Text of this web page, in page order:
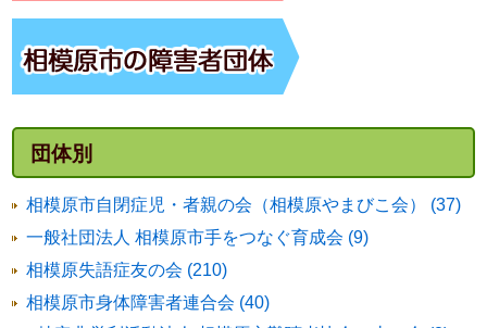
団体別
相模原市自閉症児・者親の会（相模原やまびこ会） (37)
一般社団法人 相模原市手をつなぐ育成会 (9)
相模原失語症友の会 (210)
相模原市身体障害者連合会 (40)